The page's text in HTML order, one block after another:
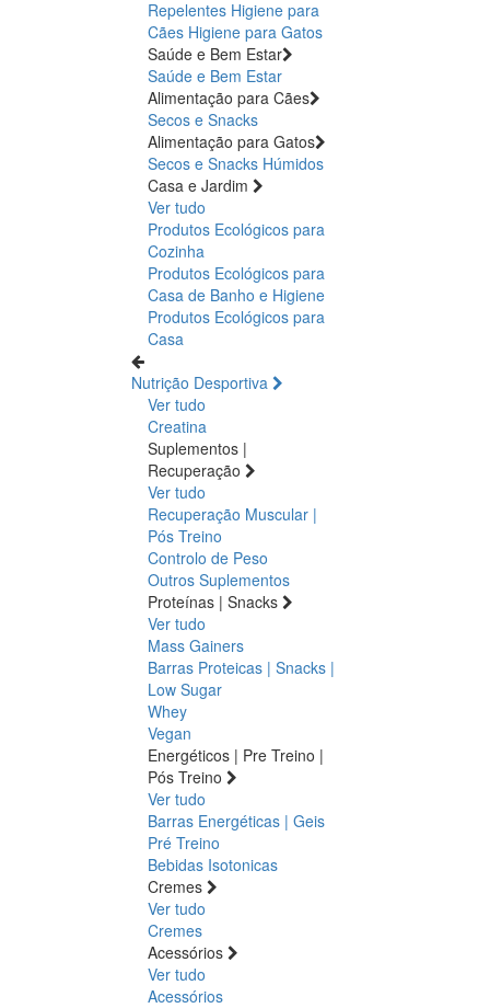
Repelentes Higiene para
Cães Higiene para Gatos
Saúde e Bem Estar
Saúde e Bem Estar
Alimentação para Cães
Secos e Snacks
Alimentação para Gatos
Secos e Snacks Húmidos
Casa e Jardim
Ver tudo
Produtos Ecológicos para
Cozinha
Produtos Ecológicos para
Casa de Banho e Higiene
Produtos Ecológicos para
Casa
Nutrição Desportiva
Ver tudo
Creatina
Suplementos |
Recuperação
Ver tudo
Recuperação Muscular |
Pós Treino
Controlo de Peso
Outros Suplementos
Proteínas | Snacks
Ver tudo
Mass Gainers
Barras Proteicas | Snacks |
Low Sugar
Whey
Vegan
Energéticos | Pre Treino |
Pós Treino
Ver tudo
Barras Energéticas | Geis
Pré Treino
Bebidas Isotonicas
Cremes
Ver tudo
Cremes
Acessórios
Ver tudo
Acessórios